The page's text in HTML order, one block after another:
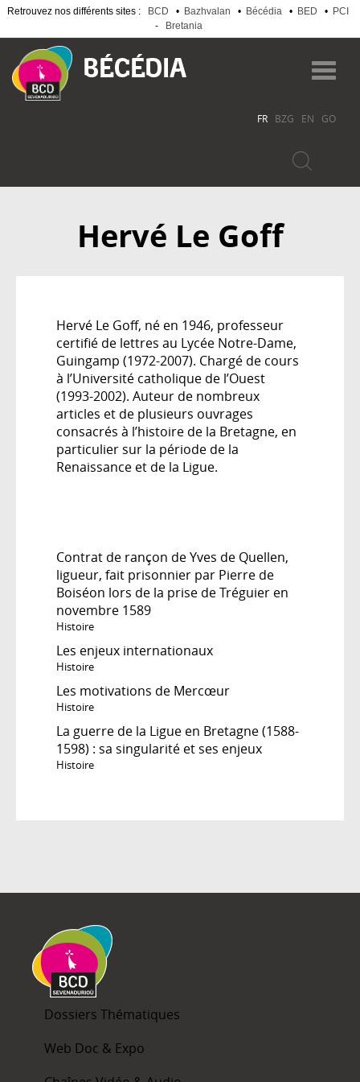
Retrouvez nos différents sites : BCD • Bazhvalan • Bécédia • BED •
PCI
-
Bretania
au
contenu
principal
FR BZG EN GO
Hervé Le Goff
Hervé Le Goff, né en 1946, professeur
certifié de lettres au Lycée Notre-Dame,
Guingamp (1972-2007). Chargé de cours
à l’Université catholique de l’Ouest
(1993-2002). Auteur de nombreux
articles et de plusieurs ouvrages
consacrés à l’histoire de la Bretagne, en
particulier sur la période de la
Renaissance et de la Ligue.
Contrat de rançon de Yves de Quellen,
ligueur, fait prisonnier par Pierre de
Boiséon lors de la prise de Tréguier en
novembre 1589
Histoire
Les enjeux internationaux
Histoire
Les motivations de Mercœur
Histoire
La guerre de la Ligue en Bretagne (1588-
1598) : sa singularité et ses enjeux
Histoire
Dossiers Thématiques
Web Doc & Expo